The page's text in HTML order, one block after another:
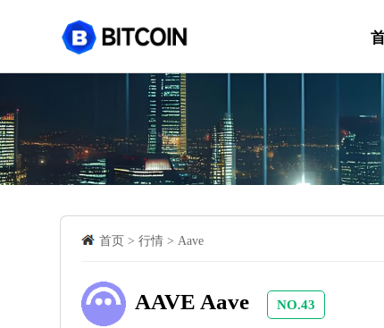
首页 >行情 >Aave
AAVE Aave NO.43